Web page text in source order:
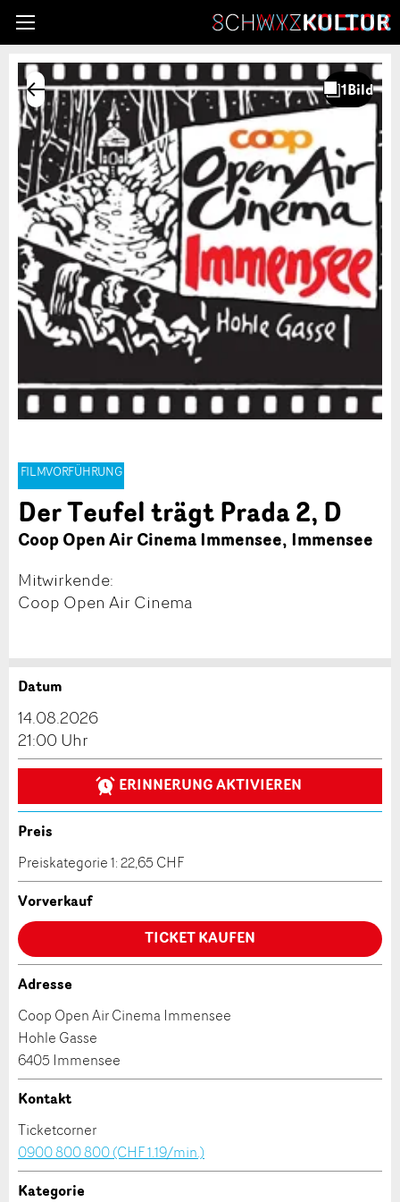
FILMVORFÜHRUNG
Der Teufel trägt Prada 2, D
Coop Open Air Cinema Immensee, Immensee
Mitwirkende:
Coop Open Air Cinema
Anzeige beanstanden
Ihr Feedback wird sehr geschätzt!
Allgemeines Feedback
Anzeige nicht mehr gültig
Nachricht
Anzeige weiterempfehlen
Empfehlen Sie diese Anzeige an Freunde weiter.
* Eingabe erforderlich
ANZEIGE WEITEREMPFEHLEN
Schliessen
Reservation
Veranstaltungsdatum *:
Anzahl der Teilnehmer *:
Vorname / Nachname *:
Firma / Organisation:
Adresszusatz:
PLZ / Ort *:
Datum
14.08.2026
21:00 Uhr
ERINNERUNG AKTIVIEREN
Preis
Preiskategorie 1: 22,65 CHF
Vorverkauf
TICKET KAUFEN
Adresse
Coop Open Air Cinema Immensee
Hohle Gasse
6405 Immensee
Kontakt
Ticketcorner
0900 800 800 (CHF 1.19/min.)
Kategorie